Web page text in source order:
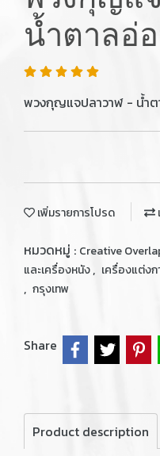
น้ำตาลอ่
พวงกุญแจปลาวาฬ - น้ำต
เพิ่มรายการโปรด
หมวดหมู่ : Creative
และเครื่องหนัง, เครื่องแต่ง
, กรุงเทพ
Share
Product description